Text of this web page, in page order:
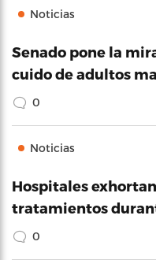
Noticias
Senado pone la
cuido de adultos
0
Noticias
Hospitales
tratamientos
0